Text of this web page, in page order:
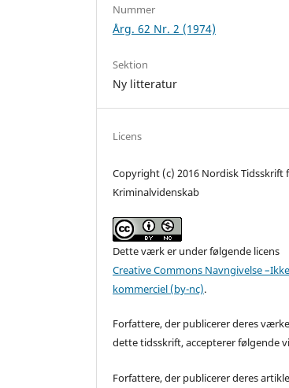
Nummer
Årg. 62 Nr. 2 (1974)
Sektion
Ny litteratur
Licens
Copyright (c) 2016 Nordisk Tidsskrift
Kriminalvidenskab
Dette værk er under følgende licens
Creative Commons Navngivelse
kommerciel (by-nc).
Forfattere, der publicerer deres
dette tidsskrift, accepterer følgende
Forfattere, der publicerer deres